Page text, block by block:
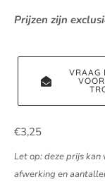
Prijzen zijn
VRAAG
€3,25
Let op: deze prijs
afwerking en